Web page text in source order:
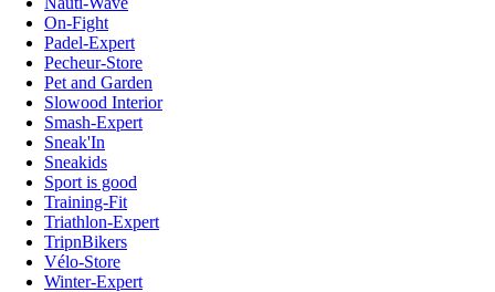
On-Fight
Padel-Expert
Pecheur-Store
Pet and Garden
Slowood Interior
Smash-Expert
Sneak'In
Sneakids
Sport is good
Training-Fit
Triathlon-Expert
TripnBikers
Vélo-Store
Winter-Expert